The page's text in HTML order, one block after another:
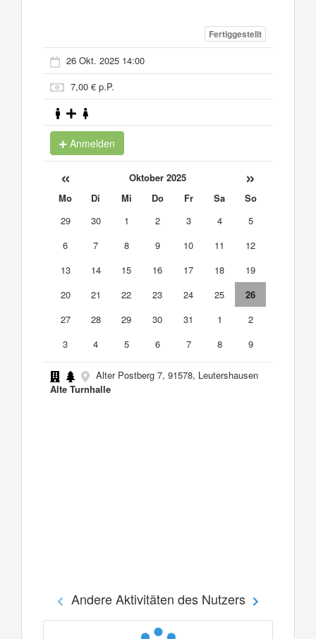
Fertiggestellt
26 Okt. 2025 14:00
7,00 € p.P.
Anmelden
« Oktober 2025 »
Mo Di Mi Do Fr Sa
So
29
30 1 2 3 4
5
6
7 8 9 10 11
12
13
14 15 16 17 18
19
20
21 22 23 24 25
26
27
28 29 30 31 1
2
3
4 5 6 7 8 9
Alter Postberg 7, 91578, Leutershausen
Alte Turnhalle
Andere Aktivitäten des Nutzers